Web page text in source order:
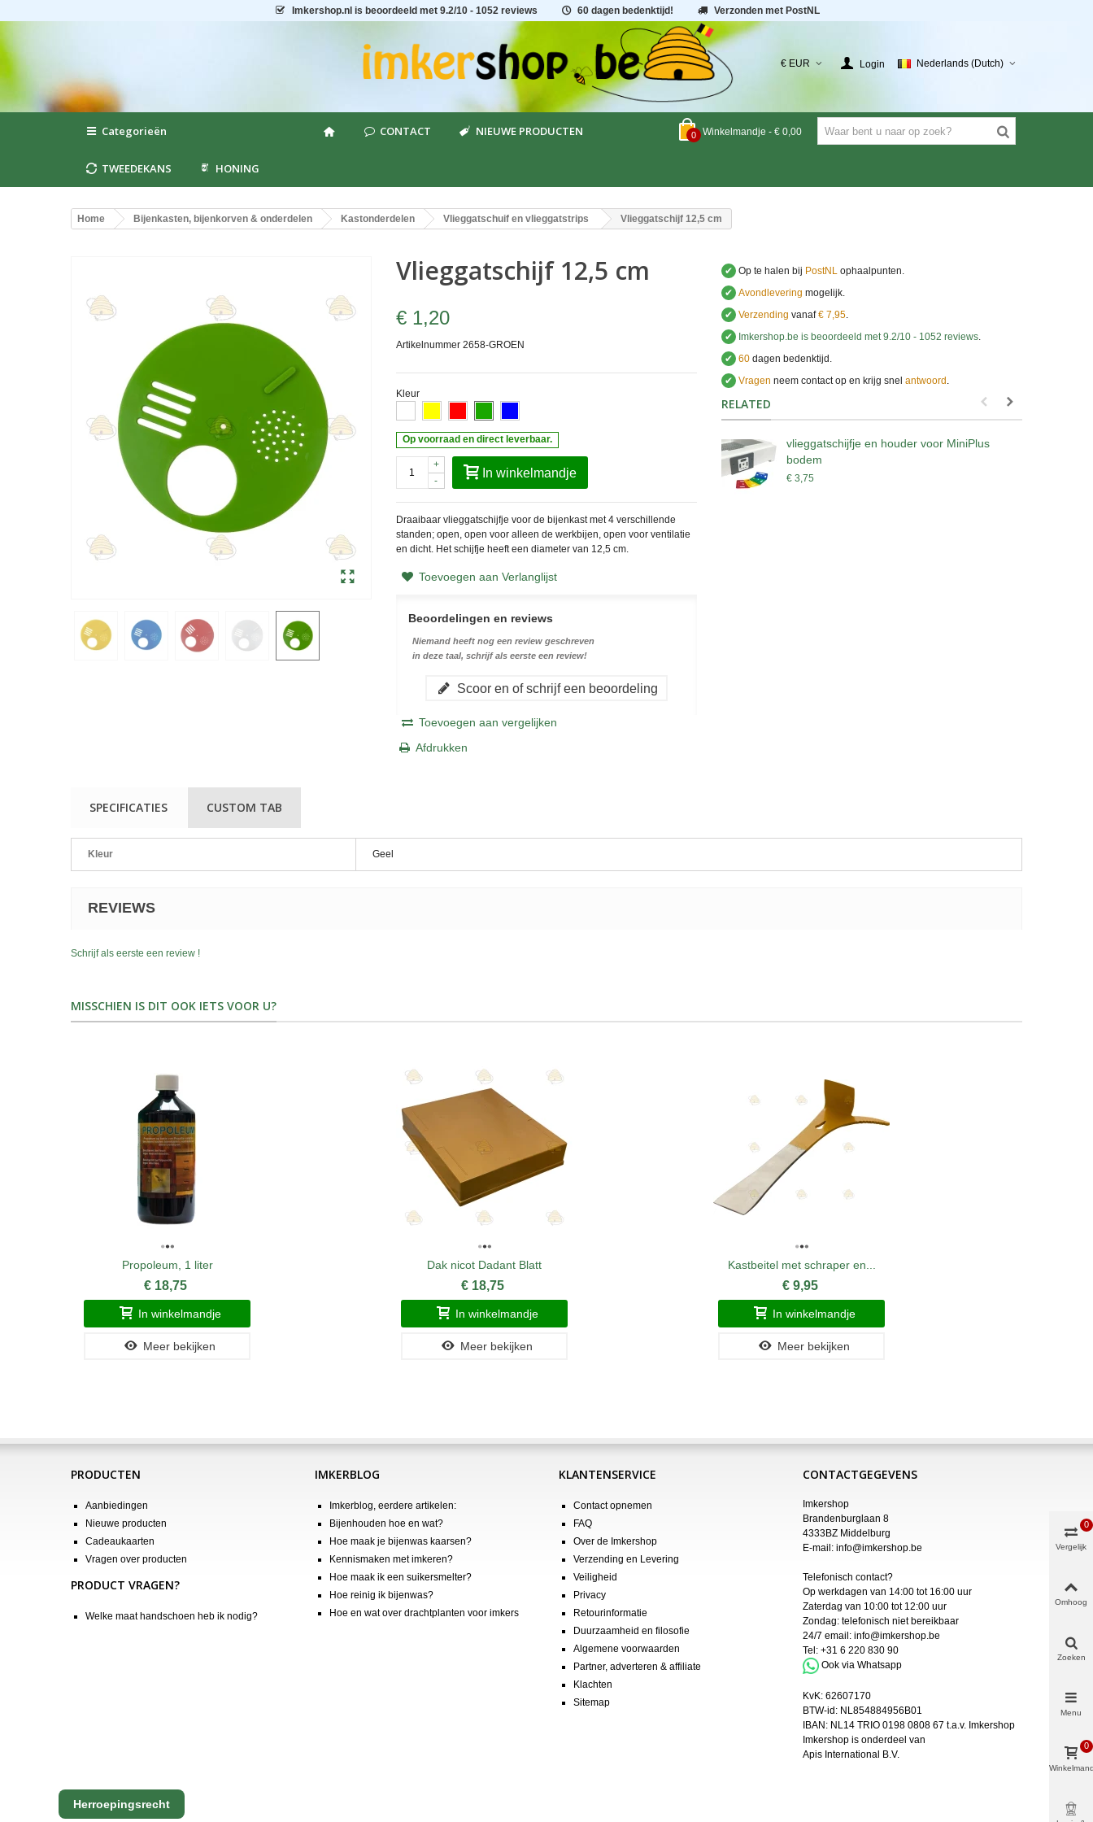
Imkershop.nl is beoordeeld met 9.2/10 - 1052 reviews 60 dagen bedenktijd! Verzonden met PostNL
€ EUR Login Nederlands (Dutch)
0 Winkelmandje - € 0,00
Categorieën CONTACT NIEUWE PRODUCTEN
TWEEDEKANS HONING
Home Bijenkasten, bijenkorven & onderdelen Kastonderdelen Vlieggatschuif en vlieggatstrips Vlieggatschijf 12,5 cm
Vlieggatschijf 12,5 cm
€ 1,20
Artikelnummer 2658-GROEN
Kleur
Op voorraad en direct leverbaar.
-
+
In winkelmandje
Draaibaar vlieggatschijfje voor de bijenkast met 4 verschillende
standen; open, open voor alleen de werkbijen, open voor ventilatie
en dicht. Het schijfje heeft een diameter van 12,5 cm.
Toevoegen aan Verlanglijst
Beoordelingen en reviews
Niemand heeft nog een review geschreven
in deze taal, schrijf als eerste een review!
Scoor en of schrijf een beoordeling
Toevoegen aan vergelijken
Afdrukken
✔ Op te halen bij PostNLophaalpunten.
✔ Avondlevering mogelijk.
✔ Verzending vanaf€ 7,95.
✔
Imkershop.be is beoordeeld met9.2/10 -1052 reviews.
✔ 60dagen bedenktijd.
✔ Vragen neem contact op en krijg snel antwoord ..
RELATED
vlieggatschijfje en houder voor MiniPlus
bodem
€ 3,75
SPECIFICATIES CUSTOM TAB
Kleur Geel
REVIEWS
Schrijf als eerste een review !
MISSCHIEN IS DIT OOK IETS VOOR U?
Propoleum, 1 liter
€ 18,75
In winkelmandje
Meer bekijken
Dak nicot Dadant Blatt
€ 18,75
In winkelmandje
Meer bekijken
Kastbeitel met schraper en...
€ 9,95
In winkelmandje
Meer bekijken
PRODUCTEN
Aanbiedingen
Nieuwe producten
Cadeaukaarten
Vragen over producten
PRODUCT VRAGEN?
Welke maat handschoen heb ik nodig?
IMKERBLOG
Imkerblog, eerdere artikelen:
Bijenhouden hoe en wat?
Hoe maak je bijenwas kaarsen?
Kennismaken met imkeren?
Hoe maak ik een suikersmelter?
Hoe reinig ik bijenwas?
Hoe en wat over drachtplanten voor imkers
KLANTENSERVICE
Contact opnemen
FAQ
Over de Imkershop
Verzending en Levering
Veiligheid
Privacy
Retourinformatie
Duurzaamheid en filosofie
Algemene voorwaarden
Partner, adverteren & affiliate
Klachten
Sitemap
CONTACTGEGEVENS
Imkershop
Brandenburglaan 8
4333BZ Middelburg
E-mail: info@imkershop.be
Telefonisch contact?
Op werkdagen van 14:00 tot 16:00 uur
Zaterdag van 10:00 tot 12:00 uur
Zondag: telefonisch niet bereikbaar
24/7 email: info@imkershop.be
Tel: +31 6 220 830 90
Ook via Whatsapp
KvK: 62607170
BTW-id: NL854884956B01
IBAN: NL14 TRIO 0198 0808 67 t.a.v. Imkershop
Imkershop is onderdeel van
Apis International B.V.
Herroepingsrecht
Vergelijk
0
Omhoog
Zoeken
Menu
0